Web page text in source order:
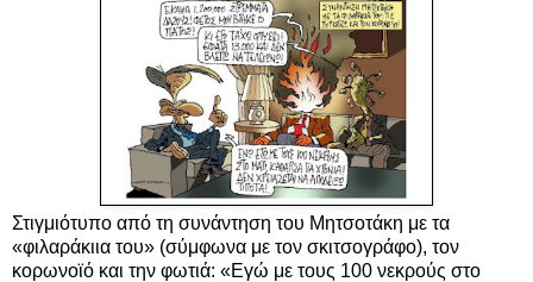
Στιγμιότυπο από τη συνάντηση του Μητσοτάκη με τα
«φιλαράκιια του» (σύμφωνα με τον σκιτσογράφο), τον
κορωνοϊό και την φωτιά: «Εγώ με τους 100 νεκρούς στο